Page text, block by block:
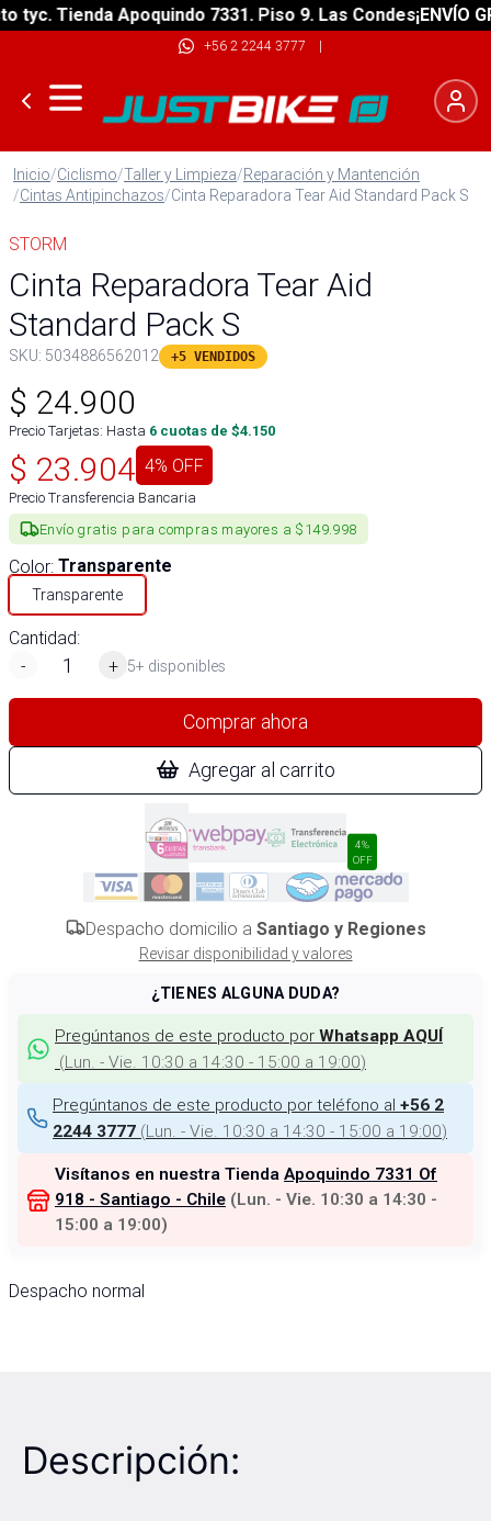
Tienda Apoquindo 7331. Piso 9. Las Condes¡ENVÍO
+56 2 2244 3777 |
Inicio/Ciclismo/Taller y Limpieza/Reparación y Mantención
/Cintas Antipinchazos/Cinta Reparadora Tear Aid Standard Pack S
STORM
Cinta Reparadora Tear Aid
Standard Pack S
SKU: 5034886562012 +5 VENDIDOS
$ 24.900
Precio Tarjetas: Hasta 6 cuotas de $4.150
$ 23.904 4% OFF
Precio Transferencia Bancaria
Envío gratis para compras mayores a $149.998
Color: Transparente
Transparente
Cantidad:
-
+ 5+ disponibles
Comprar ahora
Agregar al carrito
4%
OFF
Despacho domicilio a Santiago y Regiones
Revisar disponibilidad y valores
¿TIENES ALGUNA DUDA?
Pregúntanos de este producto por Whatsapp AQUÍ
(Lun. - Vie. 10:30 a 14:30 - 15:00 a 19:00)
Pregúntanos de este producto por teléfono al +56 2
2244 3777 (Lun. - Vie. 10:30 a 14:30 - 15:00 a 19:00)
Visítanos en nuestra Tienda Apoquindo 7331 Of
918 - Santiago - Chile (Lun. - Vie. 10:30 a 14:30 -
15:00 a 19:00)
Despacho normal
Descripción: